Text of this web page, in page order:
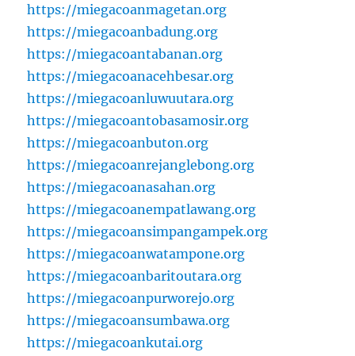
https://miegacoanmagetan.org
https://miegacoanbadung.org
https://miegacoantabanan.org
https://miegacoanacehbesar.org
https://miegacoanluwuutara.org
https://miegacoantobasamosir.org
https://miegacoanbuton.org
https://miegacoanrejanglebong.org
https://miegacoanasahan.org
https://miegacoanempatlawang.org
https://miegacoansimpangampek.org
https://miegacoanwatampone.org
https://miegacoanbaritoutara.org
https://miegacoanpurworejo.org
https://miegacoansumbawa.org
https://miegacoankutai.org